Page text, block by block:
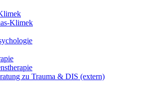
Klimek
zu Trauma & DIS (extern)